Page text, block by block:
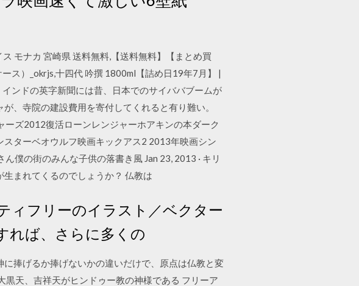
モナカ 宮崎県 送料無料,【送料無料】【まとめ買
ス）_okrjs,十四代 吟撰 1800ml【詰め日19年7月】 |
ンドの英字新聞には昔、日本でのサイババブームが
、寺院の建設費用を寄付してくれると有り難い。
ズ2012復活ローンレンジャーホアキンの本ダーク
ターベオウルフ映画キックアス2 2013年映画シン
僕の街のみんな子供の落書き風 Jan 23, 2013 · キリ
まれてくるのでしょうか？ 仏教は
ィフリーのイラスト／ベクター
れば、さらに多くの
捧げるか捧げないかの違いだけで、原点は仏教と変
天、吉祥天がヒンドゥー教の神様である フリーア